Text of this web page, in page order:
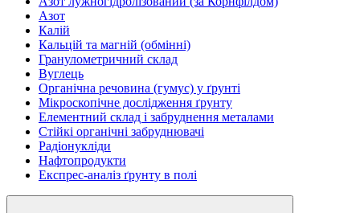
Азот
Калій
Кальцій та магній (обмінні)
Гранулометричний склад
Вуглець
Органічна речовина (гумус) у ґрунті
Мікроскопічне дослідження ґрунту
Елементний склад і забруднення металами
Стійкі органічні забруднювачі
Радіонукліди
Нафтопродукти
Експрес-аналіз ґрунту в полі